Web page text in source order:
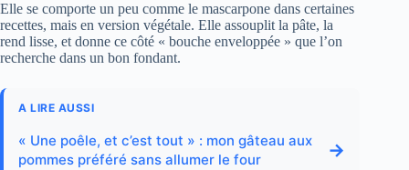
Elle se comporte un peu comme le mascarpone dans certaines
recettes, mais en version végétale. Elle assouplit la pâte, la
rend lisse, et donne ce côté « bouche enveloppée » que l’on
recherche dans un bon fondant.
A LIRE AUSSI
« Une poêle, et c’est tout » : mon gâteau aux
pommes préféré sans allumer le four
→